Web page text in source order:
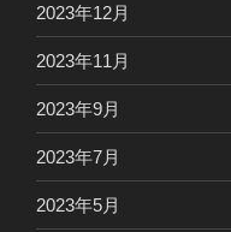
2023年12月
2023年11月
2023年9月
2023年7月
2023年5月